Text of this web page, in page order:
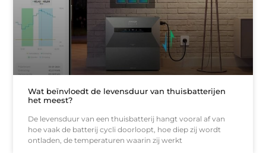
Wat beïnvloedt de levensduur van thuisbatterijen
het meest?
De levensduur van een thuisbatterij hangt vooral af van
hoe vaak de batterij cycli doorloopt, hoe diep zij wordt
ontladen, de temperaturen waarin zij werkt